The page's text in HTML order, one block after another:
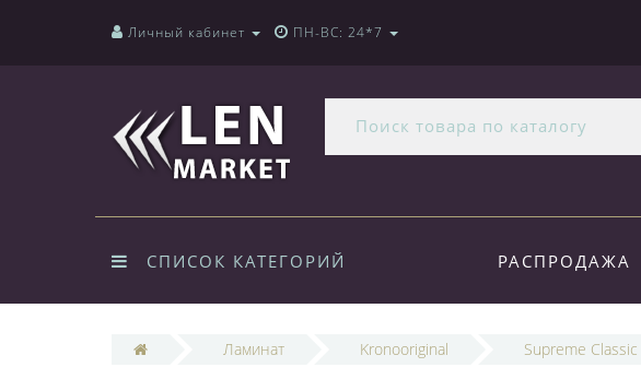
Личный кабинет ПН-ВС: 24*7
СПИСОК КАТЕГОРИЙ РАСПРОДАЖА
Ламинат Kronooriginal Supreme Classic